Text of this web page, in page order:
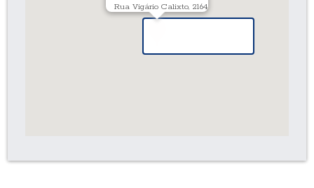
Rua Vigário Calixto, 2164